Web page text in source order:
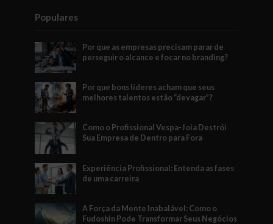
Populares
Por que as empresas precisam parar de
perseguir o alcance e focar no branding?
Por que bons líderes acham que seus
melhores talentos estão “devagar”?
Como o Profissional Vespa-Joia Destrói
Sua Empresa de Dentro para Fora
Experiência Profissional: Entenda as fases
de uma carreira
A Força da Mente Inabalável: Como o
Fudoshin Pode Transformar Seus Negócios